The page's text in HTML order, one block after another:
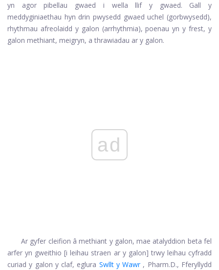
yn agor pibellau gwaed i wella llif y gwaed. Gall y
meddyginiaethau hyn drin pwysedd gwaed uchel (gorbwysedd),
rhythmau afreolaidd y galon (arrhythmia), poenau yn y frest, y
galon methiant, meigryn, a thrawiadau ar y galon.
ad
Ar gyfer cleifion â methiant y galon, mae atalyddion beta fel
arfer yn gweithio [i leihau straen ar y galon] trwy leihau cyfradd
curiad y galon y claf, eglura Swllt y Wawr , Pharm.D., Fferyllydd